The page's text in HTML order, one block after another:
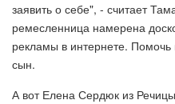
заявить о себе", - считает
ремесленница намерена
рекламы в интернете.
сын.
А вот Елена Сердюк из